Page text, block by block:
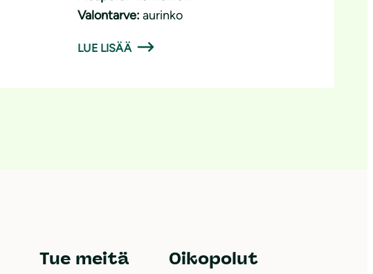
Valontarve: aurinko
LUE LISÄÄ
Tue meitä Oikopolut